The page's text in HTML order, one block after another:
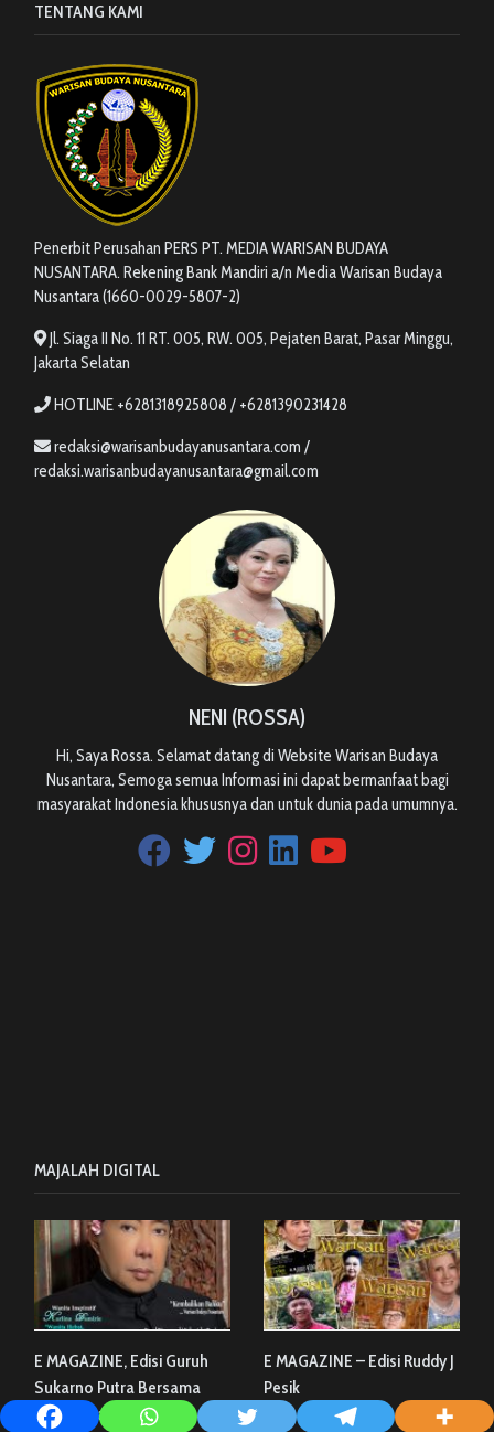
TENTANG KAMI
Penerbit Perusahan PERS PT. MEDIA WARISAN BUDAYA
NUSANTARA. Rekening Bank Mandiri a/n Media Warisan Budaya
Nusantara (1660-0029-5807-2)
Jl. Siaga II No. 11 RT. 005, RW. 005, Pejaten Barat, Pasar Minggu,
Jakarta Selatan
HOTLINE +6281318925808 / +6281390231428
redaksi@warisanbudayanusantara.com /
redaksi.warisanbudayanusantara@gmail.com
NENI (ROSSA)
Hi, Saya Rossa. Selamat datang di Website Warisan Budaya
Nusantara, Semoga semua Informasi ini dapat bermanfaat bagi
masyarakat Indonesia khususnya dan untuk dunia pada umumnya.
MAJALAH DIGITAL
E MAGAZINE, Edisi Guruh
Sukarno Putra Bersama
Karlina Damirie
E MAGAZINE – Edisi Ruddy J
Pesik